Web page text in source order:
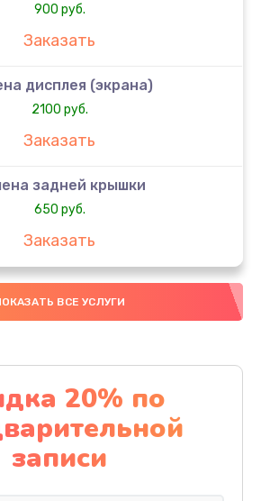
900 руб.
Заказать
дисплея (экрана)
2100 руб.
Заказать
задней крышки
650 руб.
Заказать
аккумулятора
4000 руб.
материнской платы
1100 руб.
Заказать
ВСЕ УСЛУГИ
20% по
записи